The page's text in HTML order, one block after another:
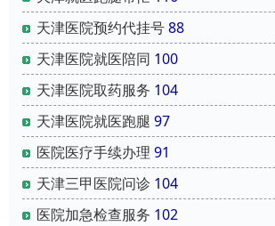
天津医院预约代挂号88
天津医院就医陪同 100
天津医院取药服务 104
天津医院就医跑腿 97
医院医疗手续办理 91
天津三甲医院问诊 104
医院加急检查服务 102